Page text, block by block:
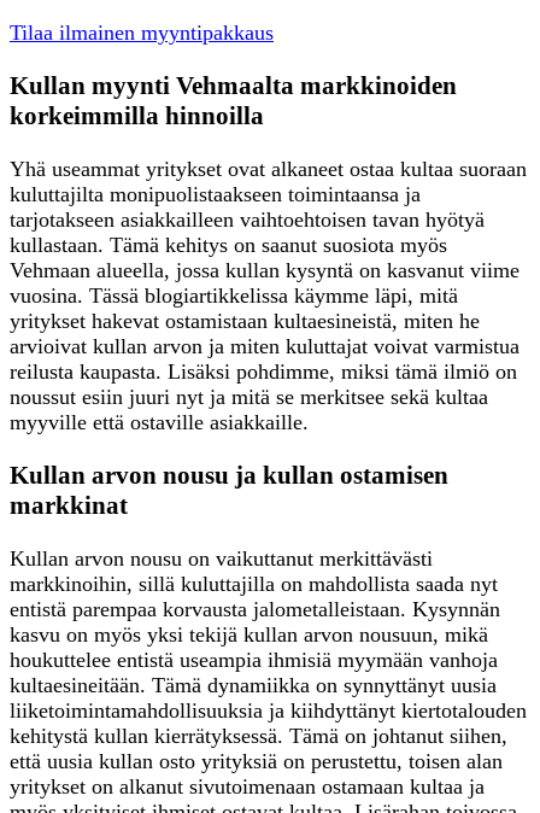
Tilaa ilmainen myyntipakkaus
Kullan myynti Vehmaalta markkinoiden
korkeimmilla hinnoilla
Yhä useammat yritykset ovat alkaneet ostaa kultaa suoraan
kuluttajilta monipuolistaakseen toimintaansa ja
tarjotakseen asiakkailleen vaihtoehtoisen tavan hyötyä
kullastaan. Tämä kehitys on saanut suosiota myös
Vehmaan alueella, jossa kullan kysyntä on kasvanut viime
vuosina. Tässä blogiartikkelissa käymme läpi, mitä
yritykset hakevat ostamistaan kultaesineistä, miten he
arvioivat kullan arvon ja miten kuluttajat voivat varmistua
reilusta kaupasta. Lisäksi pohdimme, miksi tämä ilmiö on
noussut esiin juuri nyt ja mitä se merkitsee sekä kultaa
myyville että ostaville asiakkaille.
Kullan arvon nousu ja kullan ostamisen
markkinat
Kullan arvon nousu on vaikuttanut merkittävästi
markkinoihin, sillä kuluttajilla on mahdollista saada nyt
entistä parempaa korvausta jalometalleistaan. Kysynnän
kasvu on myös yksi tekijä kullan arvon nousuun, mikä
houkuttelee entistä useampia ihmisiä myymään vanhoja
kultaesineitään. Tämä dynamiikka on synnyttänyt uusia
liiketoimintamahdollisuuksia ja kiihdyttänyt kiertotalouden
kehitystä kullan kierrätyksessä. Tämä on johtanut siihen,
että uusia kullan osto yrityksiä on perustettu, toisen alan
yritykset on alkanut sivutoimenaan ostamaan kultaa ja